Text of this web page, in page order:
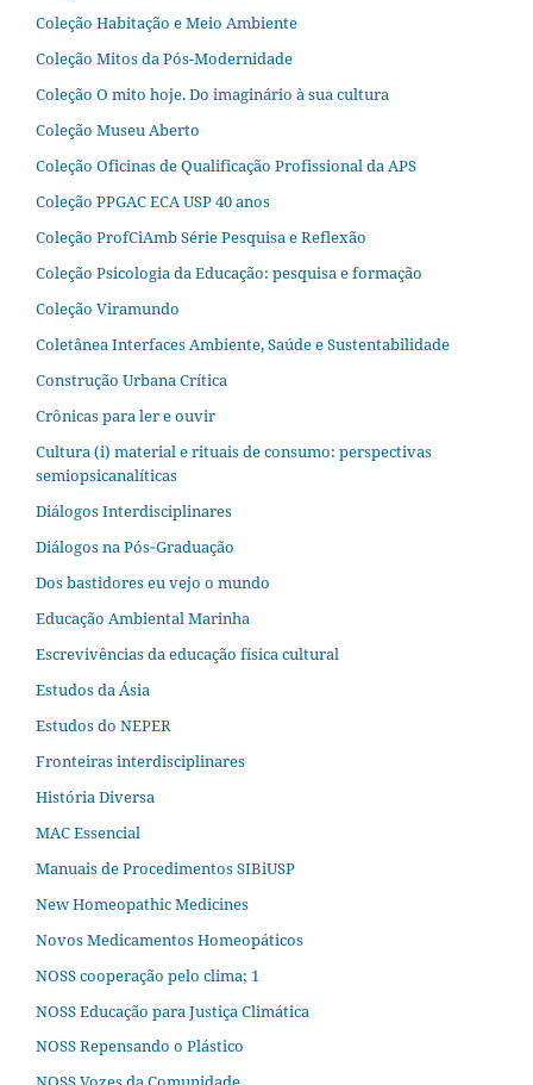
Coleção Habitação e Meio Ambiente
Coleção Mitos da Pós-Modernidade
Coleção O mito hoje. Do imaginário à sua cultura
Coleção Museu Aberto
Coleção Oficinas de Qualificação Profissional da APS
Coleção PPGAC ECA USP 40 anos
Coleção ProfCiAmb Série Pesquisa e Reflexão
Coleção Psicologia da Educação: pesquisa e formação
Coleção Viramundo
Coletânea Interfaces Ambiente, Saúde e Sustentabilidade
Construção Urbana Crítica
Crônicas para ler e ouvir
Cultura (i) material e rituais de consumo: perspectivas
semiopsicanalíticas
Diálogos Interdisciplinares
Diálogos na Pós‐Graduação
Dos bastidores eu vejo o mundo
Educação Ambiental Marinha
Escrevivências da educação física cultural
Estudos da Ásia​
Estudos do NEPER
Fronteiras interdisciplinares
História Diversa
MAC Essencial
Manuais de Procedimentos SIBiUSP
New Homeopathic Medicines
Novos Medicamentos Homeopáticos
NOSS cooperação pelo clima; 1
NOSS Educação para Justiça Climática
NOSS Repensando o Plástico